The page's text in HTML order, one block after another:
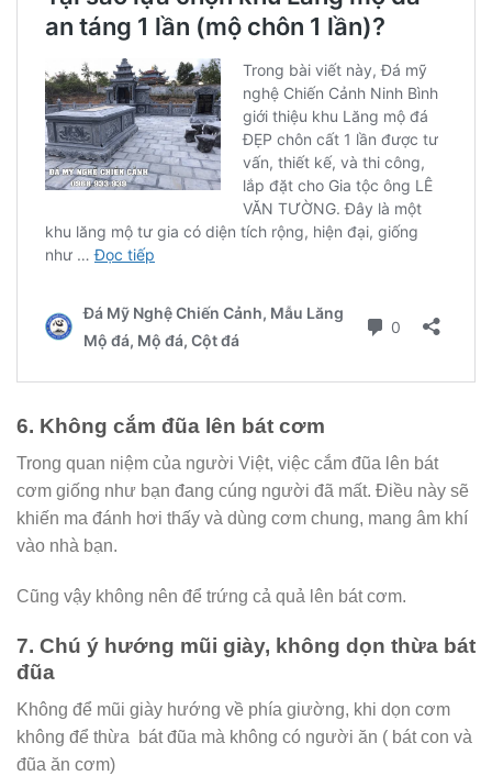
6. Không cắm đũa lên bát cơm
Trong quan niệm của người Việt, việc cắm đũa lên bát
cơm giống như bạn đang cúng người đã mất. Điều này sẽ
khiến ma đánh hơi thấy và dùng cơm chung, mang âm khí
vào nhà bạn.
Cũng vậy không nên để trứng cả quả lên bát cơm.
7. Chú ý hướng mũi giày, không dọn thừa bát
đũa
Không để mũi giày hướng về phía giường, khi dọn cơm
không để thừa bát đũa mà không có người ăn ( bát con và
đũa ăn cơm)